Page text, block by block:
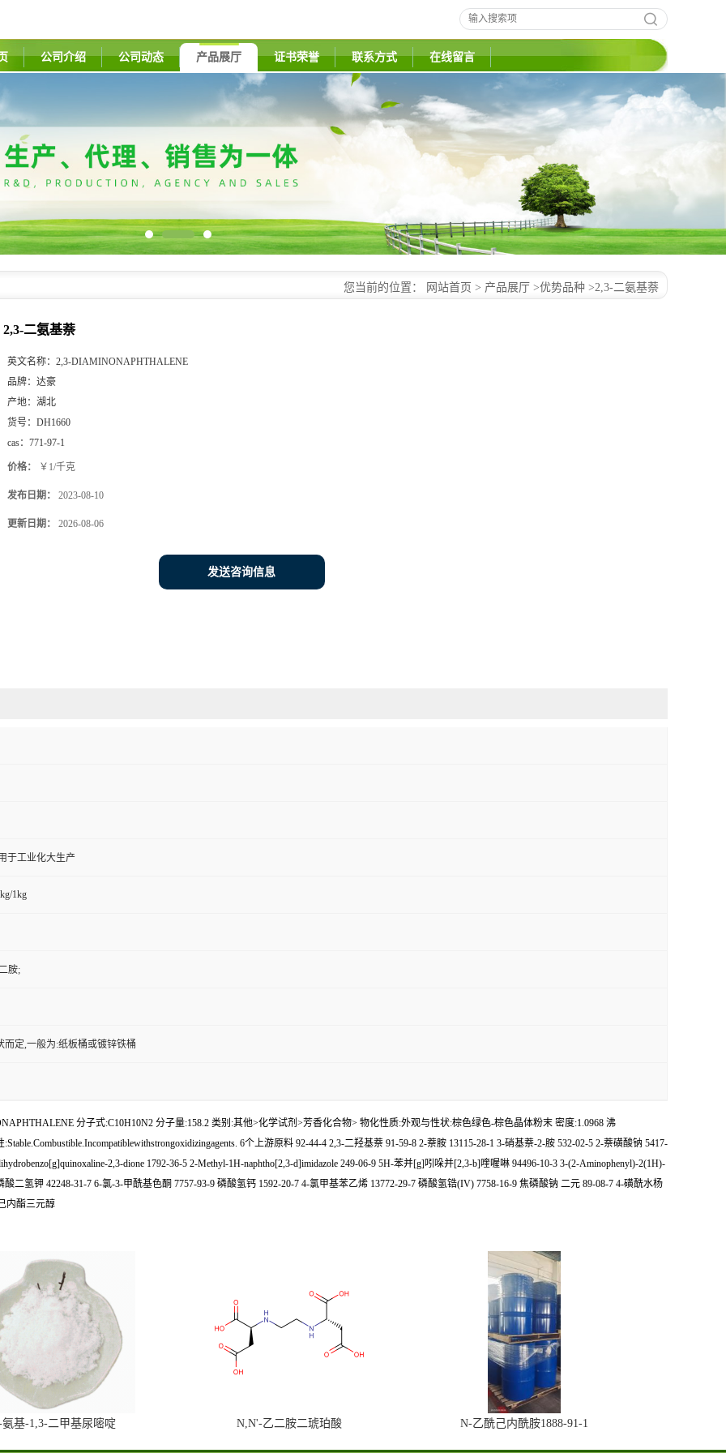
公司介绍 公司动态 产品展厅 证书荣誉 联系方式 在线留言
您当前的位置： 网站首页 > 产品展厅 >优势品种 >2,3-二氨基萘
2,3-二氨基萘
英文名称： 2,3-DIAMINONAPHTHALENE
品牌： 达豪
产地： 湖北
货号： DH1660
cas： 771-97-1
价格： ￥1/千克
发布日期： 2023-08-10
更新日期： 2026-08-06
发送咨询信息
于工业化大生产
1kg
胺;
而定,一般为:纸板桶或镀锌铁桶
分子式:C10H10N2 分子量:158.2 类别:其他>化学试剂>芳香化合物> 物化性质:外观与性状:棕色绿色-棕色晶体粉末 密度:1.0968 沸
6个上游原料 92-44-4 2,3-二羟基萘 91-59-8 2-萘胺 13115-28-1 3-硝基萘-2-胺 532-02-5 2-萘磺酸钠 5417-
2,3-dione 1792-36-5 2-Methyl-1H-naphtho[2,3-d]imidazole 249-06-9 5H-苯并[g]吲哚并[2,3-b]喹喔啉 94496-10-3 3-(2-Aminophenyl)-2(1H)-
二氢钾 42248-31-7 6-氯-3-甲酰基色酮 7757-93-9 磷酸氢钙 1592-20-7 4-氯甲基苯乙烯 13772-29-7 磷酸氢锆(IV) 7758-16-9 焦磷酸钠 二元 89-08-7 4-磺酰水杨
内酯三元醇
氨基-1,3-二甲基尿嘧啶 N,N'-乙二胺二琥珀酸 N-乙酰己内酰胺1888-91-1